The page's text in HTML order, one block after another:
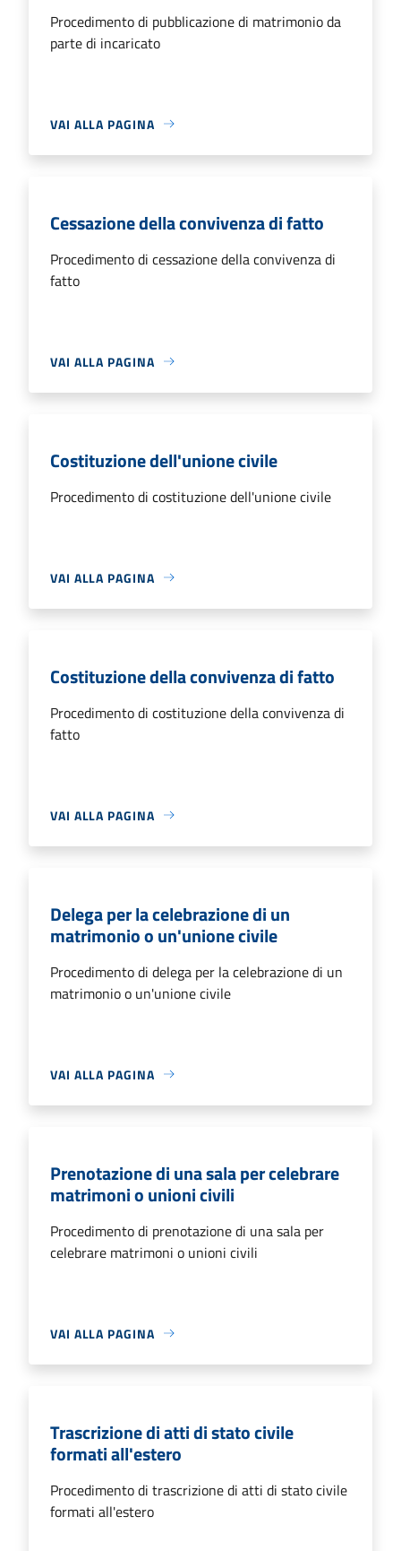
Procedimento di pubblicazione di matrimonio da
parte di incaricato
VAI ALLA PAGINA
Cessazione della convivenza di fatto
Procedimento di cessazione della convivenza di
fatto
VAI ALLA PAGINA
Costituzione dell'unione civile
Procedimento di costituzione dell'unione civile
VAI ALLA PAGINA
Costituzione della convivenza di fatto
Procedimento di costituzione della convivenza di
fatto
VAI ALLA PAGINA
Delega per la celebrazione di un
matrimonio o un'unione civile
Procedimento di delega per la celebrazione di un
matrimonio o un'unione civile
VAI ALLA PAGINA
Prenotazione di una sala per celebrare
matrimoni o unioni civili
Procedimento di prenotazione di una sala per
celebrare matrimoni o unioni civili
VAI ALLA PAGINA
Trascrizione di atti di stato civile
formati all'estero
Procedimento di trascrizione di atti di stato civile
formati all'estero